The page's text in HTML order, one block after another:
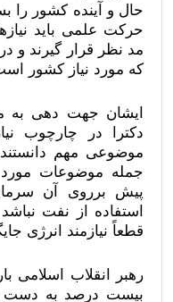
حال و آینده کشور را
حرکت علمی باید
مد نظر قرار گیرند و
که مورد نیاز کشور
ایشان جهت دهی به
دکترا در چارچوب
موضوعی مهم
جمله موضوعات
پیش برروی آن
استفاده از نفت
قطعاً نیازمند انرژی
رهبر انقلاب اسلامی
بیست درصد به دست